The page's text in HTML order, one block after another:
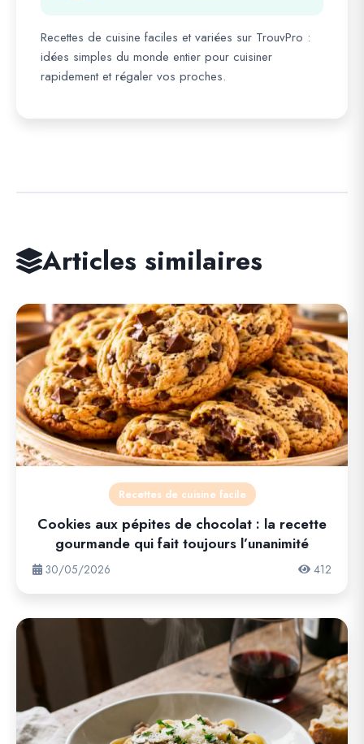
Recettes de cuisine faciles et variées sur TrouvPro :
idées simples du monde entier pour cuisiner
rapidement et régaler vos proches.
Articles similaires
Recettes de cuisine facile
Cookies aux pépites de chocolat : la recette
gourmande qui fait toujours l’unanimité
30/05/2026 412